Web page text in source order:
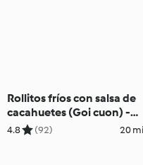
Rollitos fríos con salsa de
cacahuetes (Goi cuon) -
Vietnam
4.8 (92) 20